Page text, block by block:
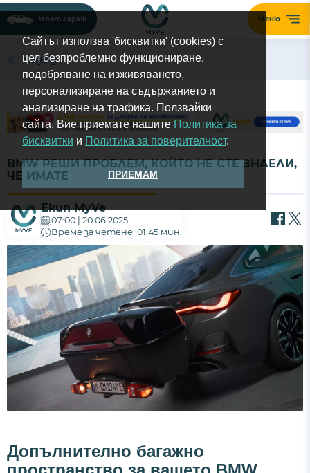
Сайтът използва 'бисквитки' (cookies) с
цел безпроблемно функциониране,
подобряване на изживяването,
персонализиране на съдържанието и
анализиране на трафика. Ползвайки
сайта, Вие приемате нашитеПолитика за
бисквитки и Политика за поверителност.
ПРИЕМАМ
Меню
Моят гараж
Назад
BMW РЕШИ ПРОБЛЕМ, КОЙТО НЕ СТЕ ЗНАЕЛИ,
ЧЕ ИМАТЕ
Екип MyVe
07:00 | 20.06.2025
Време за четене: 01:45 мин.
Допълнително багажно